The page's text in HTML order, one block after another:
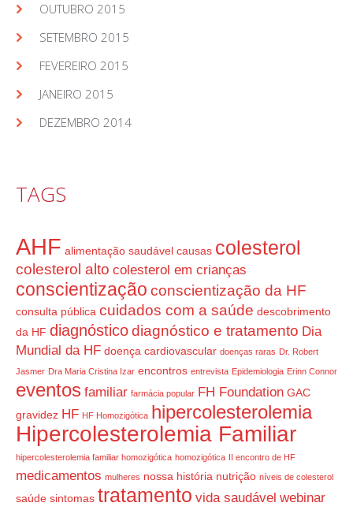
OUTUBRO 2015
SETEMBRO 2015
FEVEREIRO 2015
JANEIRO 2015
DEZEMBRO 2014
TAGS
AHF alimentação saudável causas colesterol
colesterol alto colesterol em crianças
conscientização conscientização da HF
consulta pública cuidados com a saúde descobrimento
da HF diagnósticodiagnóstico e tratamento Dia
Mundial da HF doença cardiovascular doenças raras Dr. Robert
Jasmer Dra Maria Cristina Izar encontros entrevista Epidemiologia Erinn Connor
eventos familiar farmácia popular FH Foundation GAC
gravidez HF HF Homozigótica hipercolesterolemia
Hipercolesterolemia Familiar
hipercolesterolemia familiar homozigótica homozigótica II encontro de HF
medicamentos mulheres nossa história nutrição níveis de colesterol
saúde sintomas tratamento vida saudável webinar